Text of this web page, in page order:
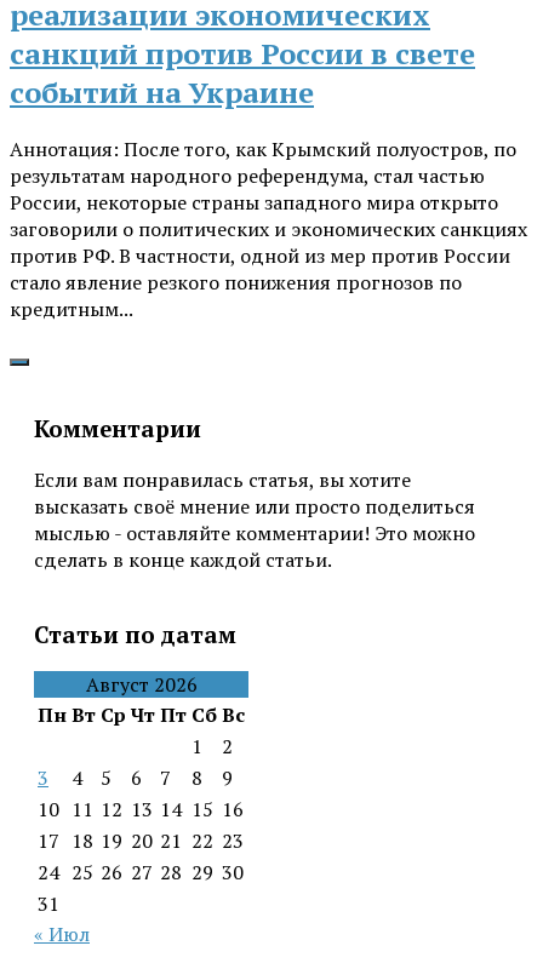
реализации экономических
санкций против России в свете
событий на Украине
Аннотация: После того, как Крымский полуостров, по
результатам народного референдума, стал частью
России, некоторые страны западного мира открыто
заговорили о политических и экономических санкциях
против РФ. В частности, одной из мер против России
стало явление резкого понижения прогнозов по
кредитным...
Комментарии
Если вам понравилась статья, вы хотите
высказать своё мнение или просто поделиться
мыслью - оставляйте комментарии! Это можно
сделать в конце каждой статьи.
Статьи по датам
Август 2026
ПнВт Ср ЧтПт СбВс
1
2
3
4 5 6 7 8
9
10 11 12 13 14 15 16
17 18 19 20 21 22 23
24 25 26 27 28 29 30
31
« Июл